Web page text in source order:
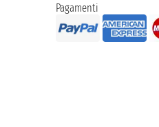
Pagamenti